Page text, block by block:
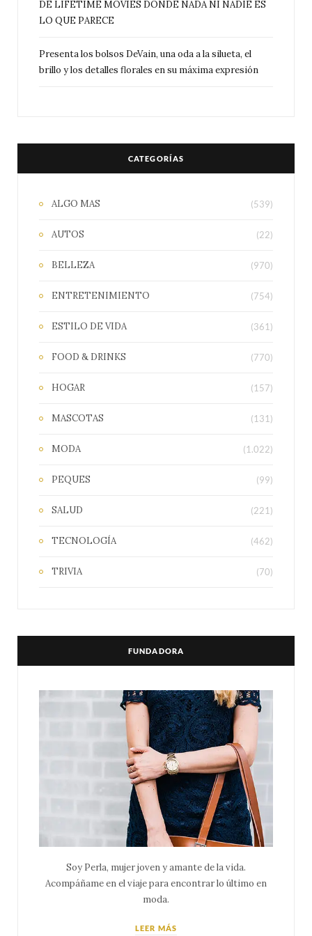
DE LIFETIME MOVIES DONDE NADA NI NADIE ES
LO QUE PARECE
Presenta los bolsos DeVain, una oda a la silueta, el
brillo y los detalles florales en su máxima expresión
CATEGORÍAS
ALGO MAS (539)
AUTOS (22)
BELLEZA (970)
ENTRETENIMIENTO (754)
ESTILO DE VIDA (361)
FOOD & DRINKS (770)
HOGAR (157)
MASCOTAS (131)
MODA (1.022)
PEQUES (99)
SALUD (221)
TECNOLOGÍA (462)
TRIVIA (70)
FUNDADORA
Soy Perla, mujer joven y amante de la vida.
Acompáñame en el viaje para encontrar lo último en
moda.
LEER MÁS